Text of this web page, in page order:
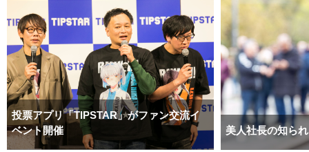
投票アプリ「TIPSTAR」がファン交流イ
ベント開催
美人社長の知ら